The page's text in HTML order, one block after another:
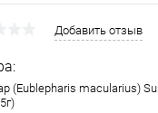
Добавить отзыв
(Eublepharis macularius)